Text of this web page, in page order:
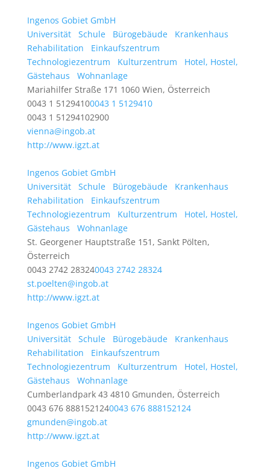
Ingenos Gobiet GmbH
Universität
Schule Bürogebäude
Krankenhaus
Rehabilitation
Einkaufszentrum
Technologiezentrum
Kulturzentrum
Hotel, Hostel,
Gästehaus
Wohnanlage
Mariahilfer Straße 171 1060 Wien, Österreich
0043 1 51294100043 1 5129410
0043 1 51294102900
vienna@ingob.at
http://www.igzt.at
Ingenos Gobiet GmbH
Universität
Schule Bürogebäude
Krankenhaus
Rehabilitation
Einkaufszentrum
Technologiezentrum
Kulturzentrum
Hotel, Hostel,
Gästehaus
Wohnanlage
St. Georgener Hauptstraße 151, Sankt Pölten,
Österreich
0043 2742 283240043 2742 28324
st.poelten@ingob.at
http://www.igzt.at
Ingenos Gobiet GmbH
Universität
Schule Bürogebäude
Krankenhaus
Rehabilitation
Einkaufszentrum
Technologiezentrum
Kulturzentrum
Hotel, Hostel,
Gästehaus
Wohnanlage
Cumberlandpark 43 4810 Gmunden, Österreich
0043 676 8881521240043 676 888152124
gmunden@ingob.at
http://www.igzt.at
Ingenos Gobiet GmbH